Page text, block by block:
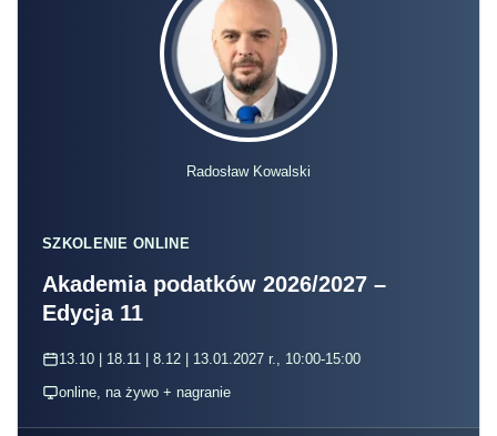
Radosław Kowalski
SZKOLENIE ONLINE
Akademia podatków 2026/2027 –
Edycja 11
13.10 | 18.11 | 8.12 | 13.01.2027 r., 10:00-15:00
online, na żywo + nagranie